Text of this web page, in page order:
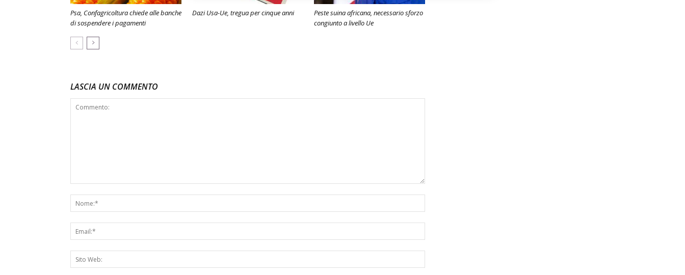
Psa, Confagricoltura chiede alle banche
di sospendere i pagamenti
Dazi Usa-Ue, tregua per cinque anni
Peste suina africana, necessario sforzo
congiunto a livello Ue
LASCIA UN COMMENTO